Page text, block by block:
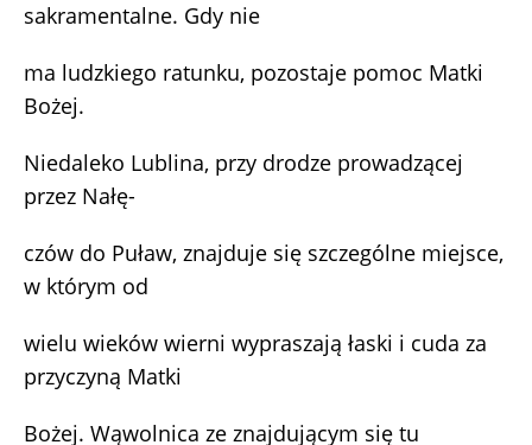
sakramentalne. Gdy nie
ma ludzkiego ratunku, pozostaje pomoc Matki
Bożej.
Niedaleko Lublina, przy drodze prowadzącej
przez Nałę-
czów do Puław, znajduje się szczególne miejsce,
w którym od
wielu wieków wierni wypraszają łaski i cuda za
przyczyną Matki
Bożej. Wąwolnica ze znajdującym się tu